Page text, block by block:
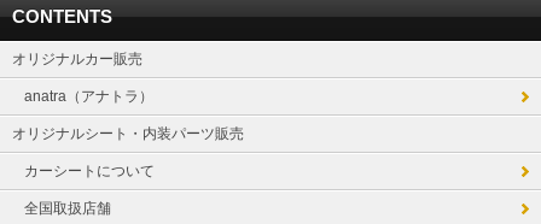
CONTENTS
オリジナルカー販売
anatra（アナトラ）
オリジナルシート・内装パーツ販売
カーシートについて
全国取扱店舗